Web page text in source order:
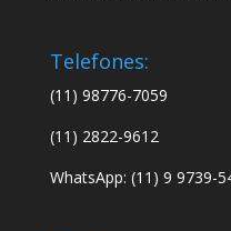
Telefones:
(11) 98776-7059
(11) 2822-9612
WhatsApp: (11) 9 9739-